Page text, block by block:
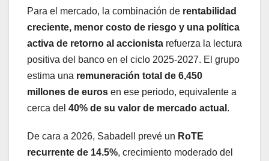
Para el mercado, la combinación de rentabilidad
creciente, menor costo de riesgo y una política
activa de retorno al accionista refuerza la lectura
positiva del banco en el ciclo 2025-2027. El grupo
estima una remuneración total de 6,450
millones de euros en ese periodo, equivalente a
cerca del 40% de su valor de mercado actual .
De cara a 2026, Sabadell prevé un RoTE
recurrente de 14.5%, crecimiento moderado del